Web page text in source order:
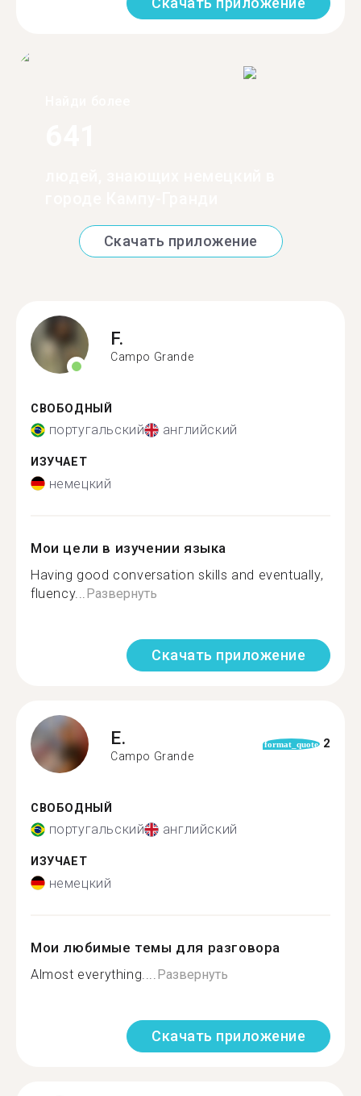
Скачать приложение
F.
Campo Grande
СВОБОДНЫЙ
португальский английский
ИЗУЧАЕТ
немецкий
Мои цели в изучении языка
Having good conversation skills and eventually,
fluency... Развернуть
Скачать приложение
E.
Campo Grande
format_quote 2
СВОБОДНЫЙ
португальский английский
ИЗУЧАЕТ
немецкий
Мои любимые темы для разговора
Almost everything.... Развернуть
Скачать приложение